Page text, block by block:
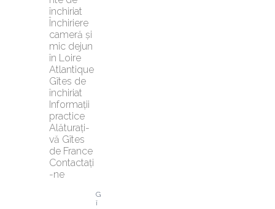
închiriat
Închiriere
cameră și
mic dejun
în Loire
Atlantique
Gîtes de
închiriat
Informații
practice
Alăturați-
vă Gîtes
de France
Contactați
-ne
G
î